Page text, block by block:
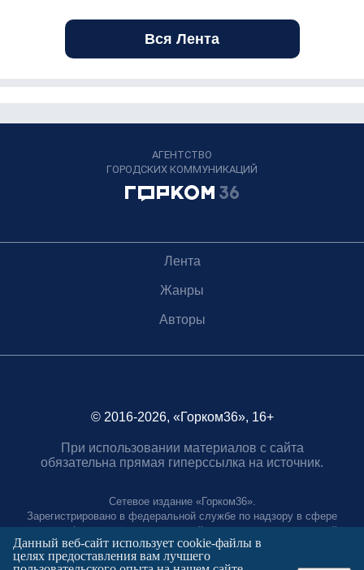
Вся Лента
АГЕНТСТВО
ГОРОДСКИХ КОММУНИКАЦИЙ
Лента
Жанры
Авторы
© 2016-2026, «Горком36», 16+
При использовании материалов с сайта
обязательна прямая гиперссылка на источник.
Сетевое издание «Горком36».
Зарегистрировано в федеральной службе по надзору в сфере
связи, информационных технологий и массовых коммуникаций.
Регистрационный номер ЭЛ № ФС77-88966 от 21 января 2025 г.
Учредитель: Муниципальное автономное учреждение "Агентство
Данный веб-сайт использует cookie-файлы в
целях предоставления вам лучшего